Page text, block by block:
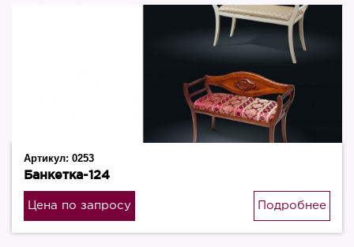
Артикул: 0253
Банкетка-124
Цена по запросу Подробнее